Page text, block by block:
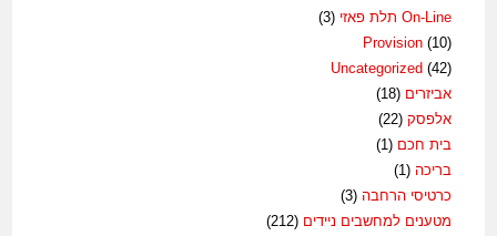
On-Line תלת פאזי
(3)
Provision (10)
Uncategorized (42)
אביזרים (18)
אלפסק (22)
בית חכם (1)
בריכה (1)
כרטיסי הרחבה (3)
מטענים למחשבים ניידים (212)